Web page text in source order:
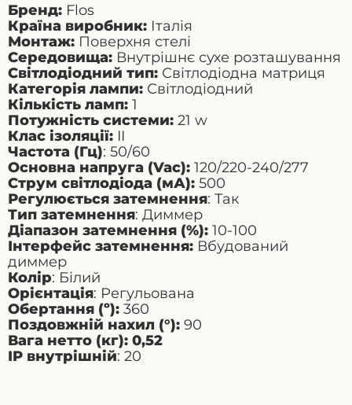
Бренд: Flos
Країна виробник: Італія
Монтаж: Поверхня стелі
Середовища: Внутрішнє сухе розташування
Світлодіодний тип: Світлодіодна матриця
Категорія лампи: Світлодіодний
Кількість ламп: 1
Потужність системи: 21 w
Клас ізоляції: II
Частота (Гц): 50/60
Основна напруга (Vac): 120/220-240/277
Струм світлодіода (мА): 500
Регулюється затемнення: Так
Тип затемнення: Диммер
Діапазон затемнення (%): 10-100
Інтерфейс затемнення: Вбудований
диммер
Колір: Білий
Орієнтація: Регульована
Обертання (º): 360
Поздовжній нахил (°): 90
Вага нетто (кг): 0,52
IP внутрішній: 20